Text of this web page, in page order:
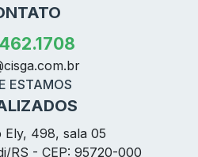
cisga.com.br
ESTAMOS
Ely, 498, sala 05
RS - CEP: 95720-000